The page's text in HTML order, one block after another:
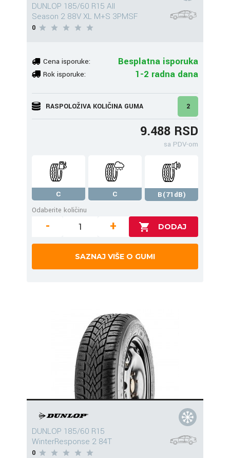
DUNLOP 185/60 R15 All
Season 2 88V XL M+S 3PMSF
0
Cena isporuke: Besplatna isporuka
Rok isporuke: 1-2 radna dana
RASPOLOŽIVA KOLIČINA GUMA 2
9.488 RSD
sa PDV-om
C C
B(71dB)
Odaberite količinu
- +
SAZNAJ VIŠE O GUMI
DUNLOP 185/60 R15
WinterResponse 2 84T
0